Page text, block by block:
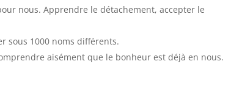
nous. Apprendre le détachement, accepter le
sous 1000 noms différents.
aisément que le bonheur est déjà en nous.